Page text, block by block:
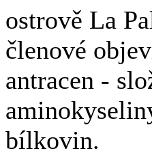
ostrově La
členové
antracen -
bílkovin.